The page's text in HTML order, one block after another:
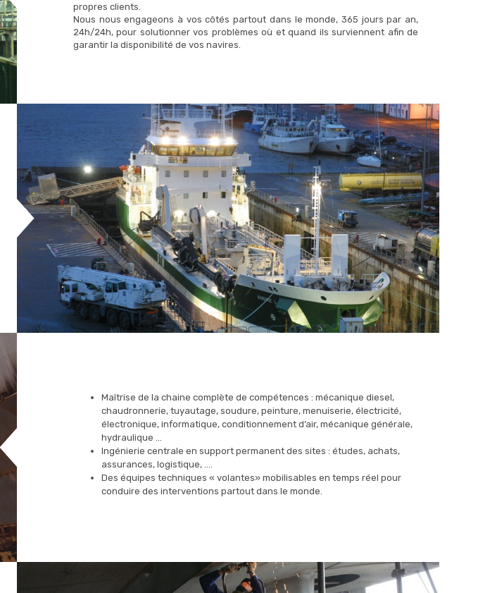
propres clients.
Nous nous engageons à vos côtés partout dans le monde, 365 jours par an,
24h/24h, pour solutionner vos problèmes où et quand ils surviennent afin de
garantir la disponibilité de vos navires.
Maîtrise de la chaine complète de compétences : mécanique diesel,
chaudronnerie, tuyautage, soudure, peinture, menuiserie, électricité,
électronique, informatique, conditionnement d’air, mécanique générale,
hydraulique …
Ingénierie centrale en support permanent des sites : études, achats,
assurances, logistique, ….
Des équipes techniques « volantes» mobilisables en temps réel pour
conduire des interventions partout dans le monde.